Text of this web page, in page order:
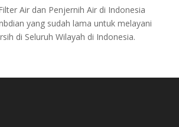
Air dan Penjernih Air di Indonesia
yang sudah lama untuk melayani
di Seluruh Wilayah di Indonesia.